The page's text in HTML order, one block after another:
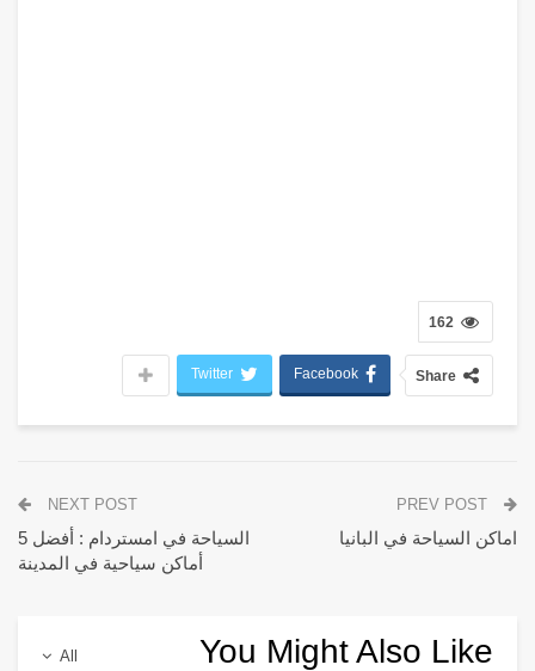
162
Share
Facebook
Twitter
اماكن السياحة في البانيا
NEXT POST
السياحة في امستردام : أفضل 5
أماكن سياحية في المدينة
All You Might Also Like